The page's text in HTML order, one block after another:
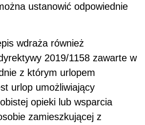
ustanowić odpowiednie
wdraża również
2019/1158 zawarte w
z którym urlopem
urlop umożliwiający
opieki lub wsparcia
zamieszkującej z